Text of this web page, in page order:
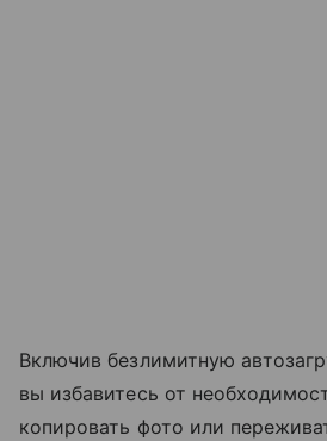
Включив безлимитную
вы избавитесь от
копировать фото или